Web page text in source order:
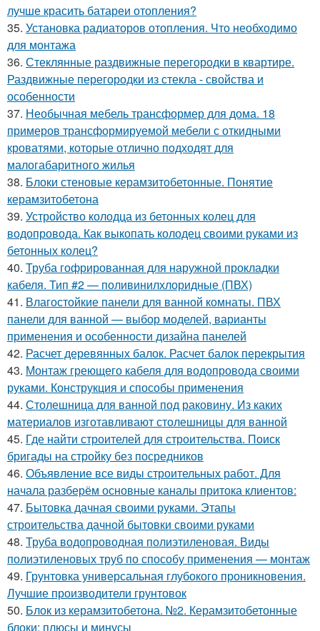
лучше красить батареи отопления?
35. Установка радиаторов отопления. Что необходимо
для монтажа
36. Стеклянные раздвижные перегородки в квартире.
Раздвижные перегородки из стекла - свойства и
особенности
37. Необычная мебель трансформер для дома. 18
примеров трансформируемой мебели с откидными
кроватями, которые отлично подходят для
малогабаритного жилья
38. Блоки стеновые керамзитобетонные. Понятие
керамзитобетона
39. Устройство колодца из бетонных колец для
водопровода. Как выкопать колодец своими руками из
бетонных колец?
40. Труба гофрированная для наружной прокладки
кабеля. Тип #2 — поливинилхлоридные (ПВХ)
41. Влагостойкие панели для ванной комнаты. ПВХ
панели для ванной — выбор моделей, варианты
применения и особенности дизайна панелей
42. Расчет деревянных балок. Расчет балок перекрытия
43. Монтаж греющего кабеля для водопровода своими
руками. Конструкция и способы применения
44. Столешница для ванной под раковину. Из каких
материалов изготавливают столешницы для ванной
45. Где найти строителей для строительства. Поиск
бригады на стройку без посредников
46. Объявление все виды строительных работ. Для
начала разберём основные каналы притока клиентов:
47. Бытовка дачная своими руками. Этапы
строительства дачной бытовки своими руками
48. Труба водопроводная полиэтиленовая. Виды
полиэтиленовых труб по способу применения — монтаж
49. Грунтовка универсальная глубокого проникновения.
Лучшие производители грунтовок
50. Блок из керамзитобетона. №2. Керамзитобетонные
блоки: плюсы и минусы